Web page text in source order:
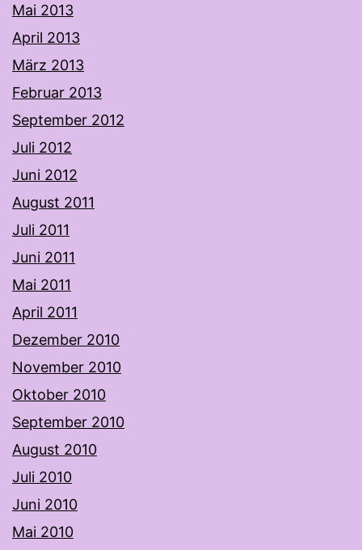
Mai 2013
April 2013
März 2013
Februar 2013
September 2012
Juli 2012
Juni 2012
August 2011
Juli 2011
Juni 2011
Mai 2011
April 2011
Dezember 2010
November 2010
Oktober 2010
September 2010
August 2010
Juli 2010
Juni 2010
Mai 2010